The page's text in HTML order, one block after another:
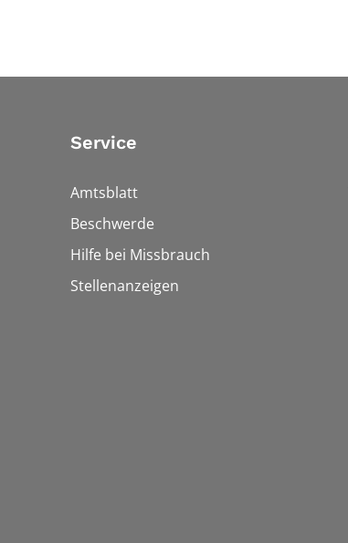
Service
Amtsblatt
Beschwerde
Hilfe bei Missbrauch
Stellenanzeigen